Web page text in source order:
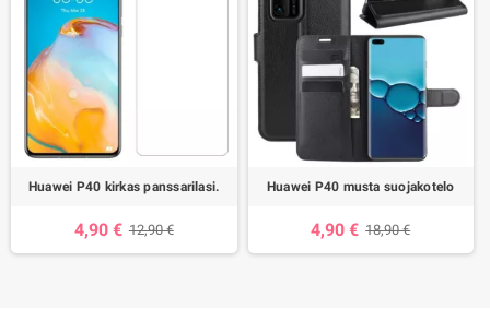
Huawei P40 kirkas panssarilasi.
4,90 € 12,90 €
Huawei P40 musta suojakotelo
4,90 € 18,90 €